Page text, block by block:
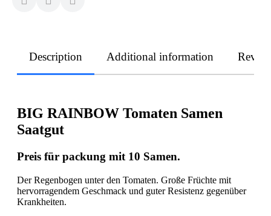
Description Additional information
BIG RAINBOW Tomaten Samen
Saatgut
Preis für packung mit 10 Samen.
Der Regenbogen unter den Tomaten. Große Früchte mit
hervorragendem Geschmack und guter Resistenz gegenüber
Krankheiten.